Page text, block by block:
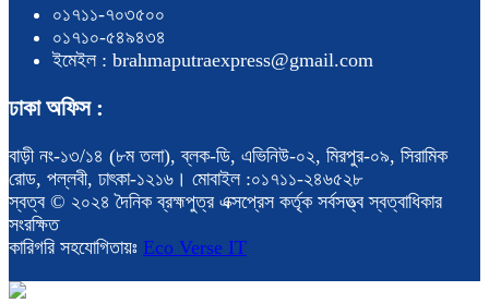
০১৭১১-৭০৩৫০০
০১৭১০-৫৪৯৪৩৪
ইমেইল : brahmaputraexpress@gmail.com
ঢাকা অফিস :
বাড়ী নং-১৩/১৪ (৮ম তলা), ব্লক-ডি, এভিনিউ-০২, মিরপুর-০৯, সিরামিক
রোড, পল্লবী, ঢাৎকা-১২১৬। মোবাইল :০১৭১১-২৪৬৫২৮
স্বত্ব © ২০২৪ দৈনিক ব্রহ্মপুত্র এক্সপ্রেস কর্তৃক সর্বসত্ত্ব স্বত্বাধিকার
সংরক্ষিত
কারিগরি সহযোগিতায়ঃ Eco Verse IT